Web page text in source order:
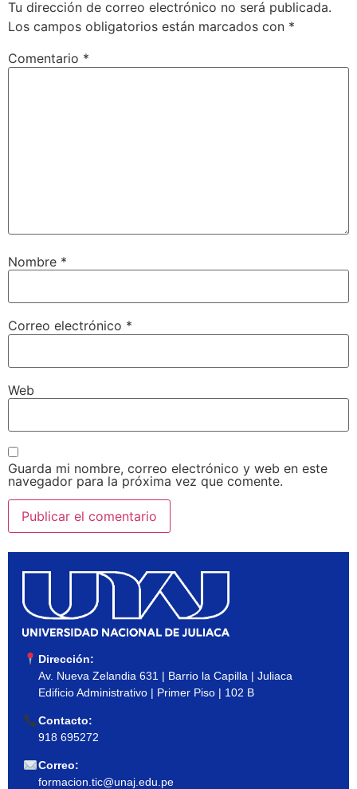
Tu dirección de correo electrónico no será publicada.
Los campos obligatorios están marcados con *
Comentario *
Nombre *
Correo electrónico *
Web
Guarda mi nombre, correo electrónico y web en este
navegador para la próxima vez que comente.
Dirección:
Av. Nueva Zelandia 631 | Barrio la Capilla | Juliaca
Edificio Administrativo | Primer Piso | 102 B
Contacto:
918 695272
Correo:
formacion.tic@unaj.edu.pe